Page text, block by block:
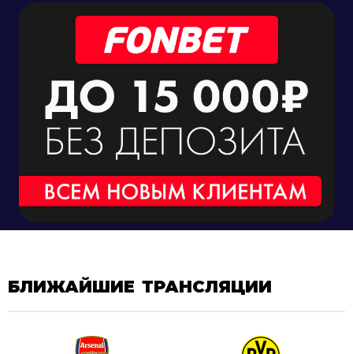
БЛИЖАЙШИЕ ТРАНСЛЯЦИИ